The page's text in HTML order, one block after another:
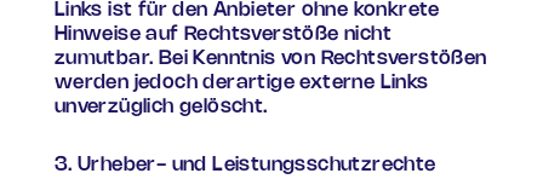
Links ist für den Anbieter ohne konkrete
Hinweise auf Rechtsverstöße nicht
zumutbar. Bei Kenntnis von Rechtsverstößen
werden jedoch derartige externe Links
unverzüglich gelöscht.
3. Urheber- und Leistungsschutzrechte